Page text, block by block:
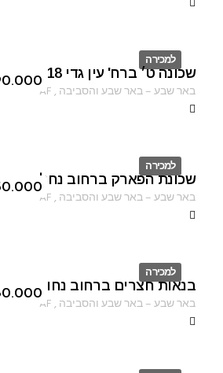
למכירה
ID
שכונה ט׳ ברח' עין גדי 18
באר שבע–באר שבע והסביבה ,
AF
למכירה
ID
שכונת הפארק ברחוב נחל קדרון
באר שבע–באר שבע והסביבה ,
AF
למכירה
ID
בנאות חצרים ברחוב נחום גוטמן
באר שבע–באר שבע והסביבה ,
AF